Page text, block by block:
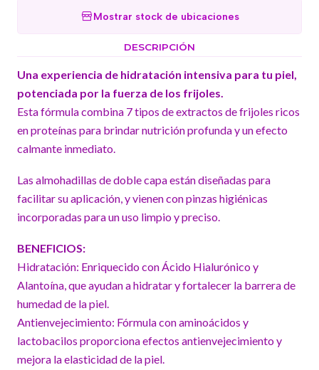
Mostrar stock de ubicaciones
DESCRIPCIÓN
Una experiencia de hidratación intensiva para tu piel,
potenciada por la fuerza de los frijoles.
Esta fórmula combina 7 tipos de extractos de frijoles ricos
en proteínas para brindar nutrición profunda y un efecto
calmante inmediato.
Las almohadillas de doble capa están diseñadas para
facilitar su aplicación, y vienen con pinzas higiénicas
incorporadas para un uso limpio y preciso.
BENEFICIOS:
Hidratación: Enriquecido con Ácido Hialurónico y
Alantoína, que ayudan a hidratar y fortalecer la barrera de
humedad de la piel.
Antienvejecimiento: Fórmula con aminoácidos y
lactobacilos proporciona efectos antienvejecimiento y
mejora la elasticidad de la piel.